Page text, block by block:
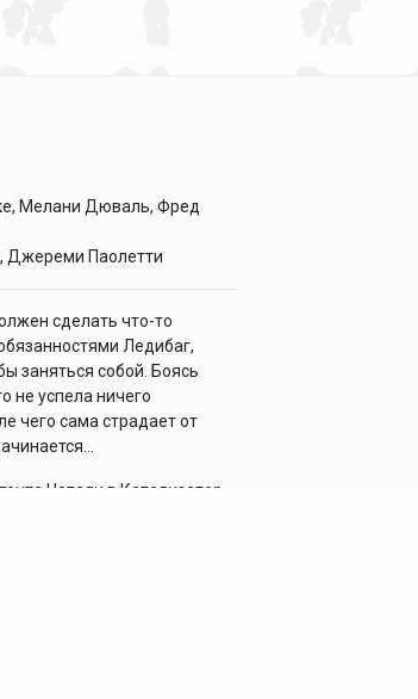
Мелани Дюваль, Фред
Джереми Паолетти
сделать что-то
Ледибаг,
заняться собой. Боясь
не успела ничего
чего сама страдает от
Натали в Катализатор